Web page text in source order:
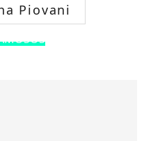
Piovani